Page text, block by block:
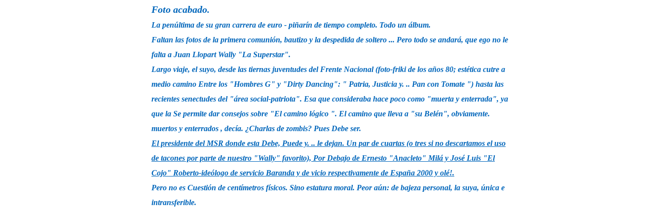
Foto acabado.
La penúltima de su gran carrera de euro - piñarín de tiempo completo. Todo un álbum.
Faltan las fotos de la primera comunión, bautizo y la despedida de soltero ... Pero todo se andará, que ego no le
falta a Juan Llopart Wally "La Superstar".
Largo viaje, el suyo, desde las tiernas juventudes del Frente Nacional (foto-friki de los años 80; estética cutre a
medio camino Entre los "Hombres G" y "Dirty Dancing": " Patria, Justicia y. .. Pan con Tomate ") hasta las
recientes senectudes del "área social-patriota". Esa que consideraba hace poco como "muerta y enterrada", ya
que la Se permite dar consejos sobre "El camino lógico ". El camino que lleva a "su Belén", obviamente.
muertos y enterrados , decía. ¿Charlas de zombis? Pues Debe ser.
El presidente del MSR donde esta Debe, Puede y. .. le dejan. Un par de cuartas (o tres si no descartamos el uso
de tacones por parte de nuestro "Wally" favorito), Por Debajo de Ernesto "Anacleto" Milá y José Luis "El
Cojo" Roberto-ideólogo de servicio Baranda y de vicio respectivamente de España 2000 y olé!.
Pero no es Cuestión de centímetros físicos. Sino estatura moral. Peor aún: de bajeza personal, la suya, única e
intransferible.